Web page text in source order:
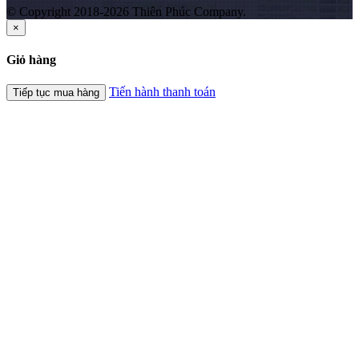
© Copyright 2018-2026 Thiên Phúc Company.
×
Giỏ hàng
Tiếp tục mua hàng Tiến hành thanh toán